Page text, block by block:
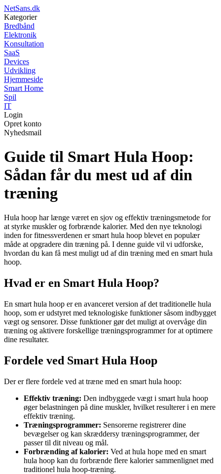
NetSans.dk
Kategorier
Bredbånd
Elektronik
Konsultation
SaaS
Devices
Udvikling
Hjemmeside
Smart Home
Spil
IT
Login
Opret konto
Nyhedsmail
Guide til Smart Hula Hoop:
Sådan får du mest ud af din
træning
Hula hoop har længe været en sjov og effektiv træningsmetode for
at styrke muskler og forbrænde kalorier. Med den nye teknologi
inden for fitnessverdenen er smart hula hoop blevet en populær
måde at opgradere din træning på. I denne guide vil vi udforske,
hvordan du kan få mest muligt ud af din træning med en smart hula
hoop.
Hvad er en Smart Hula Hoop?
En smart hula hoop er en avanceret version af det traditionelle hula
hoop, som er udstyret med teknologiske funktioner såsom indbygget
vægt og sensorer. Disse funktioner gør det muligt at overvåge din
træning og aktivere forskellige træningsprogrammer for at optimere
dine resultater.
Fordele ved Smart Hula Hoop
Der er flere fordele ved at træne med en smart hula hoop:
Effektiv træning: Den indbyggede vægt i smart hula hoop
øger belastningen på dine muskler, hvilket resulterer i en mere
effektiv træning.
Træningsprogrammer: Sensorerne registrerer dine
bevægelser og kan skræddersy træningsprogrammer, der
passer til dit niveau og mål.
Forbrænding af kalorier: Ved at hula hope med en smart
hula hoop kan du forbrænde flere kalorier sammenlignet med
traditionel hula hoop-træning.